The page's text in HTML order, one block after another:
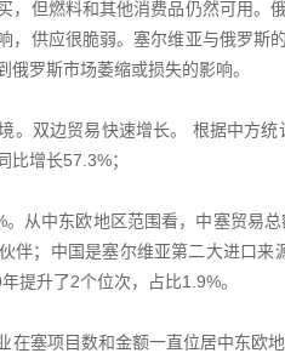
，但燃料和其他消费品仍然可用。
，供应很脆弱。塞尔维亚与俄罗
罗斯市场萎缩或损失的影响。
。双边贸易快速增长。 根据中方
比增长57.3%；
从中东欧地区范围看，中塞贸易
伴；中国是塞尔维亚第二大进口
提升了2个位次，占比1.9%。
在塞项目数和金额一直位居中东欧